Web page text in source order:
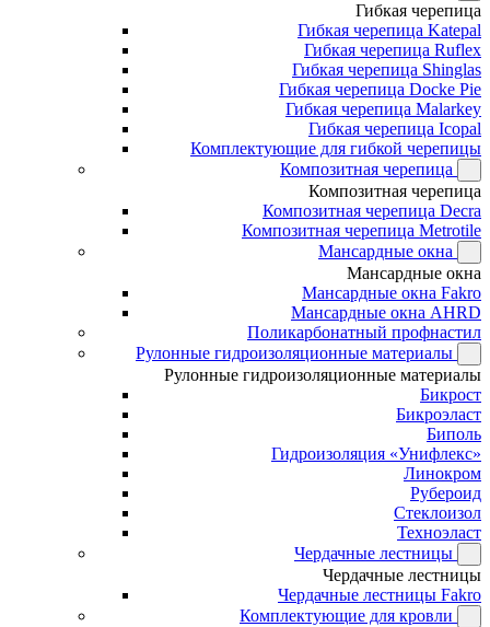
Гибкая черепица
Гибкая черепица Katepal
Гибкая черепица Ruflex
Гибкая черепица Shinglas
Гибкая черепица Docke Pie
Гибкая черепица Malarkey
Гибкая черепица Icopal
Комплектующие для гибкой черепицы
Композитная черепица
Композитная черепица
Композитная черепица Decra
Композитная черепица Metrotile
Мансардные окна
Мансардные окна
Мансардные окна Fakro
Мансардные окна AHRD
Поликарбонатный профнастил
Рулонные гидроизоляционные материалы
Рулонные гидроизоляционные материалы
Бикрост
Бикроэласт
Биполь
Гидроизоляция «Унифлекс»
Линокром
Рубероид
Стеклоизол
Техноэласт
Чердачные лестницы
Чердачные лестницы
Чердачные лестницы Fakro
Комплектующие для кровли